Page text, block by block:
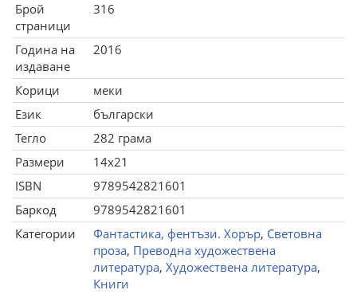
Брой
страници
316
Година на
издаване
2016
Корици
меки
Език
български
Тегло
282 грама
Размери
14x21
ISBN
9789542821601
Баркод
9789542821601
Категории
Фантастика, фентъзи. Хорър, Световна
проза, Преводна художествена
литература, Художествена литература,
Книги